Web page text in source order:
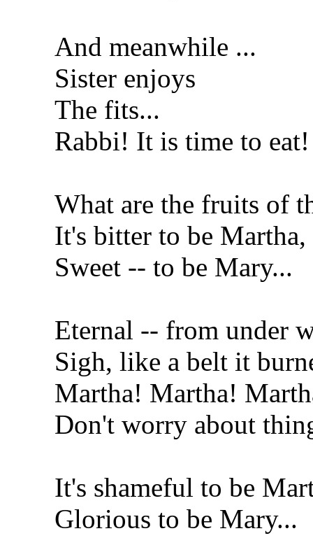
And meanwhile ...
Sister enjoys
The fits...
Rabbi! It is time to eat!
What are the fruits of
It's bitter to be Martha,
Sweet -- to be Mary...
Eternal -- from under
Sigh, like a belt it
Martha! Martha!
Don't worry about
It's shameful to be
Glorious to be Mary...